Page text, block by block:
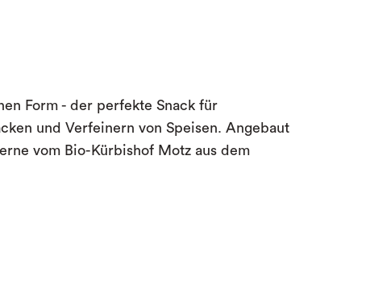
Form - der perfekte Snack für
und Verfeinern von Speisen. Angebaut
vom Bio-Kürbishof Motz aus dem